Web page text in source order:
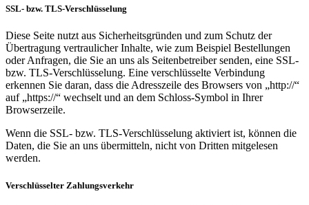
SSL- bzw. TLS-Verschlüsselung
Diese Seite nutzt aus Sicherheitsgründen und zum Schutz der
Übertragung vertraulicher Inhalte, wie zum Beispiel Bestellungen
oder Anfragen, die Sie an uns als Seitenbetreiber senden, eine SSL-
bzw. TLS-Verschlüsselung. Eine verschlüsselte Verbindung
erkennen Sie daran, dass die Adresszeile des Browsers von „http://“
auf „https://“ wechselt und an dem Schloss-Symbol in Ihrer
Browserzeile.
Wenn die SSL- bzw. TLS-Verschlüsselung aktiviert ist, können die
Daten, die Sie an uns übermitteln, nicht von Dritten mitgelesen
werden.
Verschlüsselter Zahlungsverkehr